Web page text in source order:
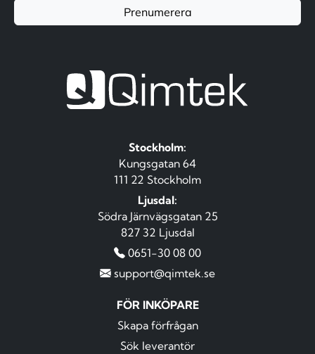
Prenumerera
Stockholm:
Kungsgatan 64
111 22 Stockholm
Ljusdal:
Södra Järnvägsgatan 25
827 32 Ljusdal
0651-30 08 00
support@qimtek.se
FÖR INKÖPARE
Skapa förfrågan
Sök leverantör